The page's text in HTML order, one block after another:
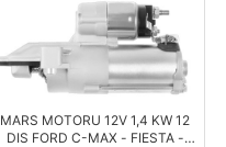
MARS MOTORU 12V 1,4 KW 12
DIS FORD C-MAX - FIESTA -